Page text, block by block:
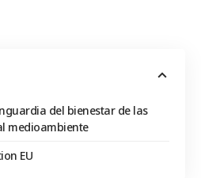
del bienestar de las
medioambiente
EU